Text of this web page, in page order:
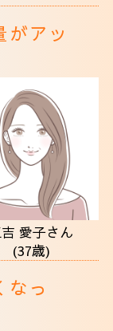
がアッ
愛子さん
(37歳)
なっ